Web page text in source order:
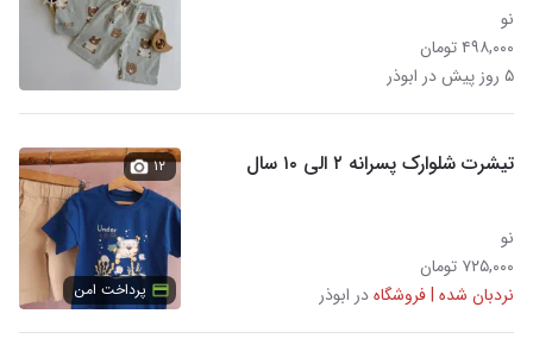
نو
۴۹۸,۰۰۰ تومان
۵ روز پیش در ابوذر
تیشرت شلوارک پسرانه ۲ الی ۱۰ سال
نو
۷۲۵,۰۰۰ تومان
نردبان شده | فروشگاهدر ابوذر
۱۲
پرداخت امن